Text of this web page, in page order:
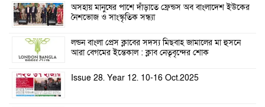
অসহায় মানুষের পাশে দাঁড়াতে ফ্রেন্ডস অব বাংলাদেশ ইউকের
নৈশভোজ ও সাংস্কৃতিক সন্ধ্যা
লন্ডন বাংলা প্রেস ক্লাবের সদস্য মিছবাহ জামালের মা হুসনে
আরা বেগমের ইন্তেকাল : ক্লাব নেতৃবৃন্দের শোক
Issue 28. Year 12. 10-16 Oct.2025